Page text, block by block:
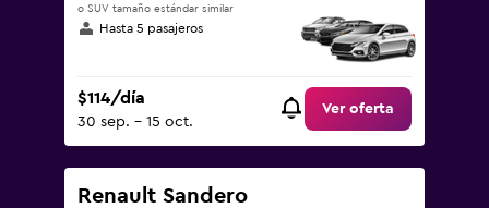
o SUV tamaño estándar similar
Hasta 5 pasajeros
$114/día
30 sep. - 15 oct.
Ver oferta
Renault Sandero